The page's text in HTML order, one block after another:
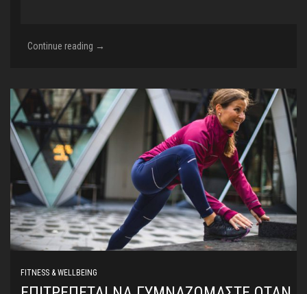
Continue reading Αντιγηραντική
άλλα
6
οφέλη
του
top
λειτουργικού
workout
→
FITNESS & WELLBEING